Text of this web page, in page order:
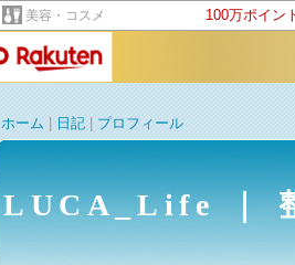
美容・コスメ 100万ポイン
ホーム
日記 プロフィール
LUCA_Life ｜